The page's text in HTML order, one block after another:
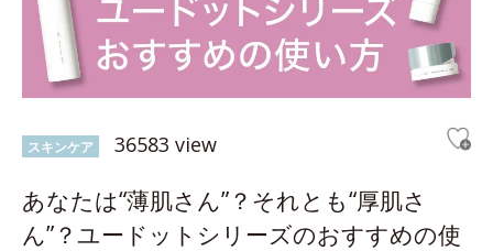
スキンケア 36583 view
あなたは“薄肌さん”？それとも“厚肌さ
ん”？ユードットシリーズのおすすめの使